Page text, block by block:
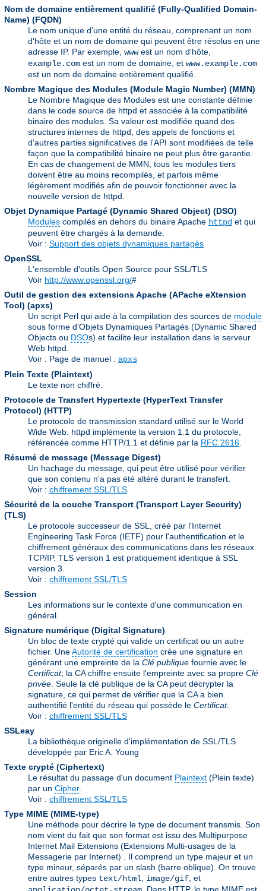
Nom de domaine entièrement qualifié (Fully-Qualified Domain-
Name) (FQDN)
Le nom unique d'une entité du réseau, comprenant un nom
d'hôte et un nom de domaine qui peuvent être résolus en une
adresse IP. Par exemple, wwwest un nom d'hôte,
example.com est un nom de domaine, et www.example.com
est un nom de domaine entièrement qualifié.
Nombre Magique des Modules (Module Magic Number) (MMN)
Le Nombre Magique des Modules est une constante définie
dans le code source de httpd et associée à la compatibilité
binaire des modules. Sa valeur est modifiée quand des
structures internes de httpd, des appels de fonctions et
d'autres parties significatives de l'API sont modifiées de telle
façon que la compatibilité binaire ne peut plus être garantie.
En cas de changement de MMN, tous les modules tiers
doivent être au moins recompilés, et parfois même
légèrement modifiés afin de pouvoir fonctionner avec la
nouvelle version de httpd.
Objet Dynamique Partagé (Dynamic Shared Object) (DSO)
Modules compilés en dehors du binaire Apache httpd et qui
peuvent être chargés à la demande.
Voir : Support des objets dynamiques partagés
OpenSSL
L'ensemble d'outils Open Source pour SSL/TLS
Voir http://www.openssl.org/#
Outil de gestion des extensions Apache (APache eXtension
Tool) (apxs)
Un script Perl qui aide à la compilation des sources de module
sous forme d'Objets Dynamiques Partagés (Dynamic Shared
Objects ou DSOs) et facilite leur installation dans le serveur
Web httpd.
Voir : Page de manuel : apxs
Plein Texte (Plaintext)
Le texte non chiffré.
Protocole de Transfert Hypertexte (HyperText Transfer
Protocol) (HTTP)
Le protocole de transmission standard utilisé sur le World
Wide Web. httpd implémente la version 1.1 du protocole,
référencée comme HTTP/1.1 et définie par la RFC 2616
Résumé de message (Message Digest)
Un hachage du message, qui peut être utilisé pour vérifier
que son contenu n'a pas été altéré durant le transfert.
Voir : chiffrement SSL/TLS
Sécurité de la couche Transport (Transport Layer Security)
(TLS)
Le protocole successeur de SSL, créé par l'Internet
Engineering Task Force (IETF) pour l'authentification et le
chiffrement généraux des communications dans les réseaux
TCP/IP. TLS version 1 est pratiquement identique à SSL
version 3.
Voir : chiffrement SSL/TLS
Session
Les informations sur le contexte d'une communication en
général.
Signature numérique (Digital Signature)
Un bloc de texte crypté qui valide un certificat ou un autre
fichier. UneAutorité de certification crée une signature en
générant une empreinte de la Clé publique fournie avec le
Certificat; la CA chiffre ensuite l'empreinte avec sa propre Clé
privée . Seule la clé publique de la CA peut décrypter la
signature, ce qui permet de vérifier que la CA a bien
authentifié l'entité du réseau qui possède le Certificat.
Voir : chiffrement SSL/TLS
SSLeay
La bibliothèque originelle d'implémentation de SSL/TLS
développée par Eric A. Young
Texte crypté (Ciphertext)
Le résultat du passage d'un document Plaintext (Plein texte)
par un Cipher.
Voir : chiffrement SSL/TLS
Type MIME (MIME-type)
Une méthode pour décrire le type de document transmis. Son
nom vient du fait que son format est issu des Multipurpose
Internet Mail Extensions (Extensions Multi-usages de la
Messagerie par Internet) . Il comprend un type majeur et un
type mineur, séparés par un slash (barre oblique). On trouve
entre autres types text/html image/gif , et